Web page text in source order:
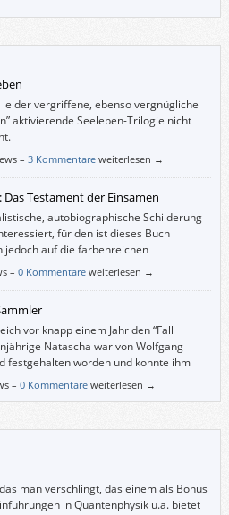
vergriffene, ebenso vergnügliche
aktivierende Seeleben-Trilogie nicht
– 3 Kommentare weiterlesen →
Testament der Einsamen
autobiographische Schilderung
für den ist dieses Buch
jedoch auf die farbenreichen
verknüpften Erinnerungen des Ichs
– 0 Kommentare weiterlesen →
vor knapp einem Jahr den “Fall
Natascha war von Wolfgang
festgehalten worden und konnte ihm
entkommen. Wer Fowles’ “The
– 0 Kommentare weiterlesen →
man verschlingt, das einem als Bonus
in Quantenphysik u.ä. bietet